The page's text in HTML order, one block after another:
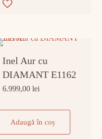
Inel Aur cu
DIAMANT E1162
6.999,00lei
Adaugă în coș